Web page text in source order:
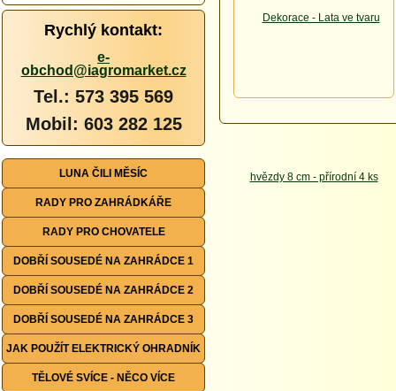
Rychlý kontakt:
e-
obchod@iagromarket.cz
Tel.: 573 395 569
Mobil: 603 282 125
LUNA ČILI MĚSÍC
RADY PRO ZAHRÁDKÁŘE
RADY PRO CHOVATELE
DOBŘÍ SOUSEDÉ NA ZAHRÁDCE 1
DOBŘÍ SOUSEDÉ NA ZAHRÁDCE 2
DOBŘÍ SOUSEDÉ NA ZAHRÁDCE 3
JAK POUŽÍT ELEKTRICKÝ OHRADNÍK
TĚLOVÉ SVÍCE - NĚCO VÍCE